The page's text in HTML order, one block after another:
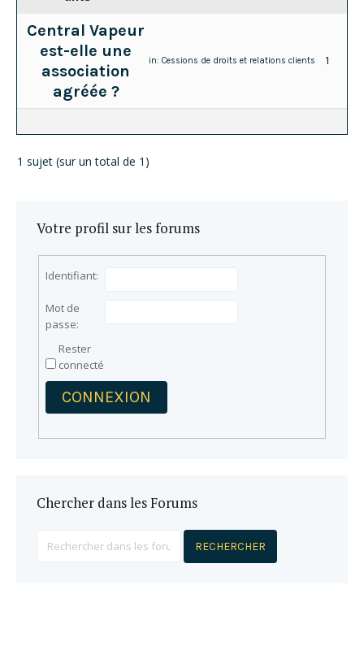
Central Vapeur
est-elle une
association
agréée ?
in: Cessions de droits et relations clients 1
1 sujet (sur un total de 1)
Votre profil sur les forums
Identifiant:
Mot de
passe:
Rester
connecté
CONNEXION
Chercher dans les Forums